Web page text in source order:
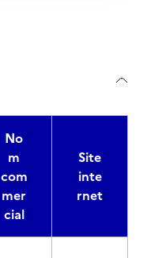
No
m
com
mer
cial
Site
inte
rnet